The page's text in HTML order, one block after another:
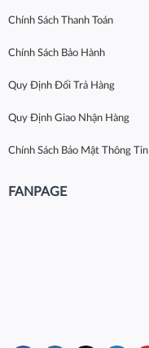
Chính Sách Thanh Toán
Chính Sách Bảo Hành
Quy Định Đổi Trả Hàng
Quy Định Giao Nhận Hàng
Chính Sách Bảo Mật Thông Tin
FANPAGE